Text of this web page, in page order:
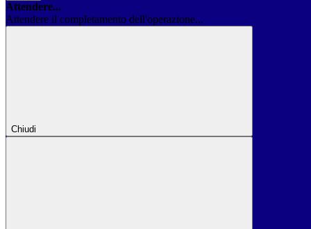
Attendere...
Attendere il completamento dell'operazione...
Chiudi